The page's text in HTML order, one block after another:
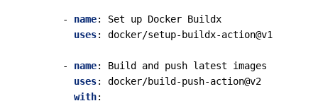
- name:
Set up Docker Buildx
uses: docker/setup-buildx-action@v1
- name:
Build and push latest images
uses:
docker/build-push-action@v2
with: